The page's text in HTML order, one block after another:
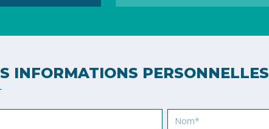
INFORMATIONS PERSONNELLES
Nom